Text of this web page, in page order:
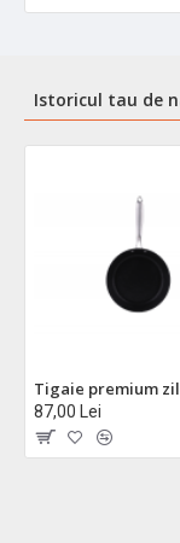
Istoricul tau de
87,00 Lei